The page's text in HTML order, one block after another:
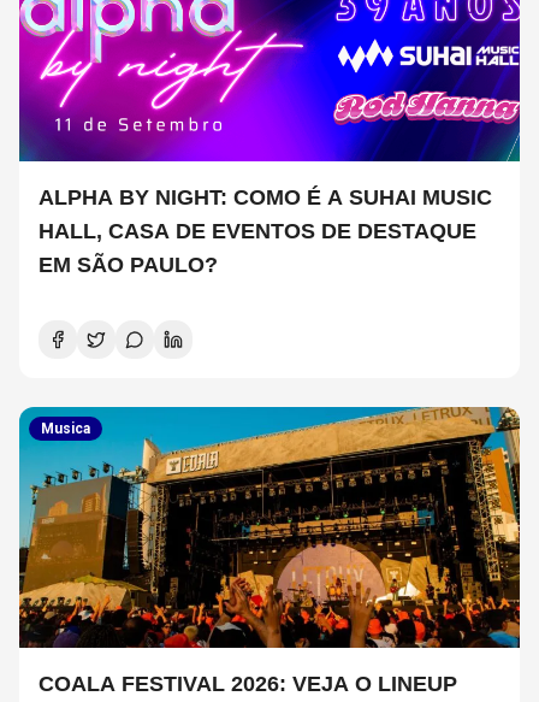
ALPHA BY NIGHT: COMO É A SUHAI MUSIC
HALL, CASA DE EVENTOS DE DESTAQUE
EM SÃO PAULO?
Musica
COALA FESTIVAL 2026: VEJA O LINEUP